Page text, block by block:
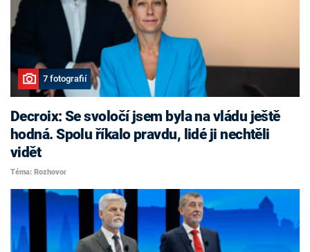
7 fotografií
Decroix: Se svoločí jsem byla na vládu ještě
hodná. Spolu říkalo pravdu, lidé ji nechtěli
vidět
Téma: Rozhovor